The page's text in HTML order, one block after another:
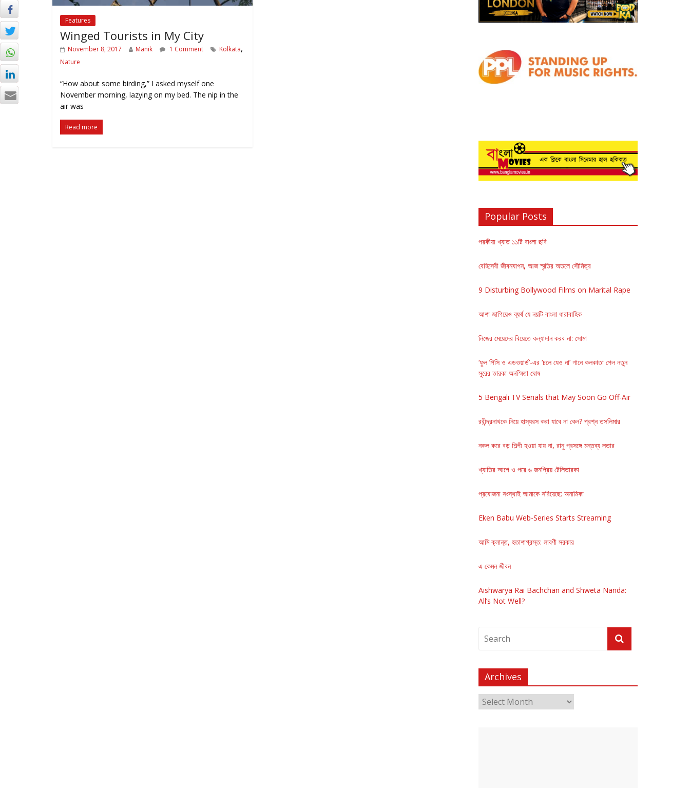
Features
Winged Tourists in My City
November 8, 2017 Manik 1 Comment Kolkata,
Nature
“How about some birding,” I asked myself one
November morning, lazying on my bed. The nip in the
air was
Read more
Popular Posts
পরকীয়া খ্যাত ১১টি বাংলা ছবি
বেহিসেবী জীবনযাপন, আজ স্মৃতির অতলে সৌমিত্র
9 Disturbing Bollywood Films on Marital Rape
আশা জাগিয়েও ব্যর্থ যে নয়টি বাংলা ধারাবাহিক
নিজের মেয়েদের বিয়েতে কন্যাদান করব না: সোমা
‘ফুল পিসি ও এডওয়ার্ড’-এর ‘চলে যেও না’ গানে কলকাতা পেল নতুন
সুরের তারকা অনস্মিতা ঘোষ
5 Bengali TV Serials that May Soon Go Off-Air
রবীন্দ্রনাথকে নিয়ে হাস্যরস করা যাবে না কেন? প্রশ্ন তসলিমার
নকল করে বড় শিল্পী হওয়া যায় না, রানু প্রসঙ্গে মন্তব্য লতার
খ্যাতির আগে ও পরে ৬ জনপ্রিয় টেলিতারকা
প্রযোজনা সংস্থাই আমাকে সরিয়েছে: অনামিকা
Eken Babu Web-Series Starts Streaming
আমি ক্লান্ত, হতাশাগ্রস্ত: লাবণী সরকার
এ কেমন জীবন
Aishwarya Rai Bachchan and Shweta Nanda:
All’s Not Well?
Archives